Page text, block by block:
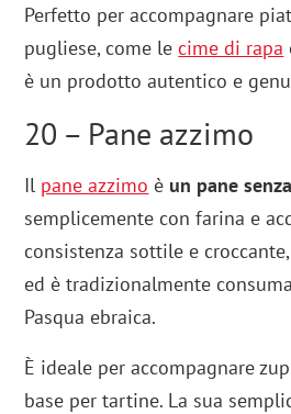
Perfetto per accompagnare
pugliese, come lecime di rapa
è un prodotto autentico e
20 – Pane azzimo
Il pane azzimo è un pane
semplicemente con farina e
consistenza sottile e
ed è tradizionalmente
Pasqua ebraica.
È ideale per accompagnare
base per tartine. La sua